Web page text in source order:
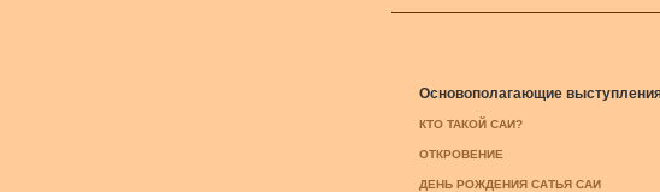
Основополагающие
КТО ТАКОЙ САИ?
ОТКРОВЕНИЕ
ДЕНЬ РОЖДЕНИЯ САТЬЯ САИ